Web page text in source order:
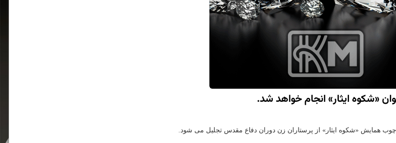
«شكوه ایثار» انجام خواهد شد.
همایش «شكوه ایثار» از پرستاران زن دوران دفاع مقدس تجلیل می شود.